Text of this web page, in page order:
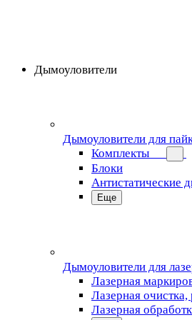
Дымоуловители
Дымоуловители для
Комплекты
Блоки
Антистатические
Еще
Дымоуловители для
Лазерная
Лазерная очистка,
Лазерная